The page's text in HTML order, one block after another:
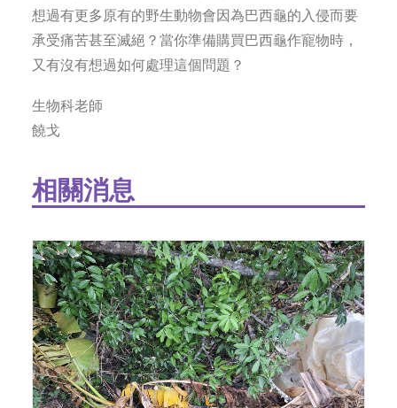
想過有更多原有的野生動物會因為巴西龜的入侵而要
承受痛苦甚至滅絕？當你準備購買巴西龜作寵物時，
又有沒有想過如何處理這個問題？
生物科老師
饒戈
相關消息